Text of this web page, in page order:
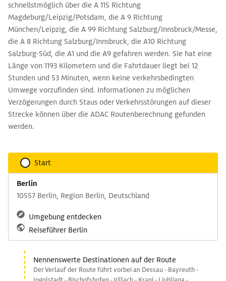
schnellstmöglich über die A 115 Richtung
Magdeburg/Leipzig/Potsdam, die A 9 Richtung
München/Leipzig, die A 99 Richtung Salzburg/Innsbruck/Messe,
die A 8 Richtung Salzburg/Innsbruck, die A10 Richtung
Salzburg-Süd, die A1 und die A9 gefahren werden. Sie hat eine
Länge von 1193 Kilometern und die Fahrtdauer liegt bei 12
Stunden und 53 Minuten, wenn keine verkehrsbedingten
Umwege vorzufinden sind. Informationen zu möglichen
Verzögerungen durch Staus oder Verkehrsstörungen auf dieser
Strecke können über die ADAC Routenberechnung gefunden
werden.
Start
Berlin
10557 Berlin, Region Berlin, Deutschland
Umgebung entdecken
Reiseführer Berlin
Nennenswerte Destinationen auf der Route
Der Verlauf der Route führt vorbei an Dessau - Bayreuth -